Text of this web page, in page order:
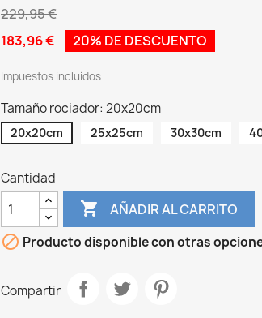
229,95 €
183,96 €
20% DE DESCUENTO
Impuestos incluidos
Tamaño rociador: 20x20cm
20x20cm 25x25cm 30x30cm
Cantidad
 AÑADIR AL CARRITO
 Producto disponible con otras
Compartir